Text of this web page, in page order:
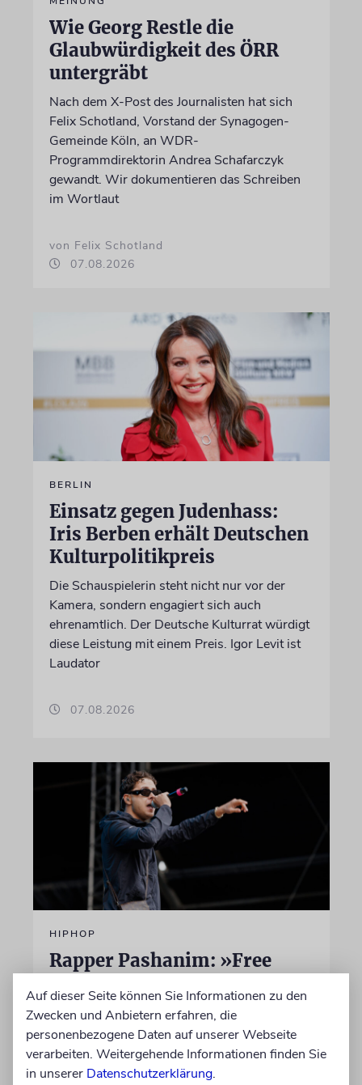
Wie Georg Restle die
Glaubwürdigkeit des ÖRR
untergräbt
Nach dem X-Post des Journalisten hat sich
Felix Schotland, Vorstand der Synagogen-
Gemeinde Köln, an WDR-
Programmdirektorin Andrea Schafarczyk
gewandt. Wir dokumentieren das Schreiben
im Wortlaut
von Felix Schotland
07.08.2026
BERLIN
Einsatz gegen Judenhass:
Iris Berben erhält Deutschen
Kulturpolitikpreis
Die Schauspielerin steht nicht nur vor der
Kamera, sondern engagiert sich auch
ehrenamtlich. Der Deutsche Kulturrat würdigt
diese Leistung mit einem Preis. Igor Levit ist
Laudator
07.08.2026
HIPHOP
Rapper Pashanim: »Free
Verkaufsschlager
Auf seinem neuen Album »Lounge Musik«
rappt der Berliner Musiker Pashanim
wiederholt über den Israel-Palästina-Konflikt –
Auf dieser Seite können Sie Informationen zu den
Zwecken und Anbietern erfahren, die
personenbezogene Daten auf unserer Webseite
verarbeiten. Weitergehende Informationen finden Sie
in unserer Datenschutzerklärung.